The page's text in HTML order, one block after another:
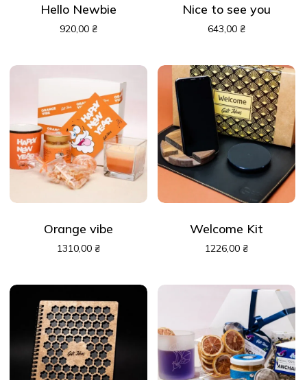
Hello Newbie
920,00 ₴
Nice to see you
643,00 ₴
Orange vibe
1310,00 ₴
Welcome Kit
1226,00 ₴